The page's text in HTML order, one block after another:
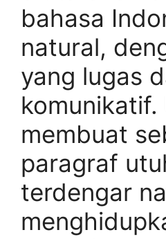
bahasa
natural,
yang lugas
komunikatif.
membuat
paragraf
terdengar